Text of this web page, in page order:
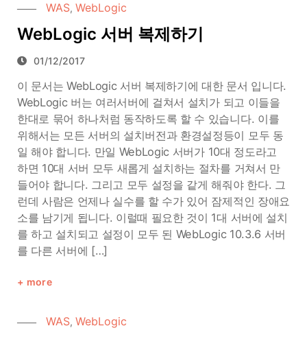
WAS, WebLogic
WebLogic 서버 복제하기
01/12/2017
이 문서는 WebLogic 서버 복제하기에 대한 문서 입니다.
WebLogic 버는 여러서버에 걸쳐서 설치가 되고 이들을
한대로 묶어 하나처럼 동작하도록 할 수 있습니다. 이를
위해서는 모든 서버의 설치버전과 환경설정등이 모두 동
일 해야 합니다. 만일 WebLogic 서버가 10대 정도라고
하면 10대 서버 모두 새롭게 설치하는 절차를 거쳐서 만
들어야 합니다. 그리고 모두 설정을 같게 해줘야 한다. 그
런데 사람은 언제나 실수를 할 수가 있어 잠제적인 장애요
소를 남기게 됩니다. 이럴때 필요한 것이 1대 서버에 설치
를 하고 설치되고 설정이 모두 된 WebLogic 10.3.6 서버
를 다른 서버에 […]
more
WAS, WebLogic